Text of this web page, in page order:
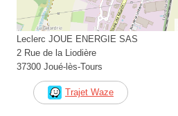
Leclerc JOUE ENERGIE SAS
2 Rue de la Liodière
37300 Joué-lès-Tours
Trajet Waze